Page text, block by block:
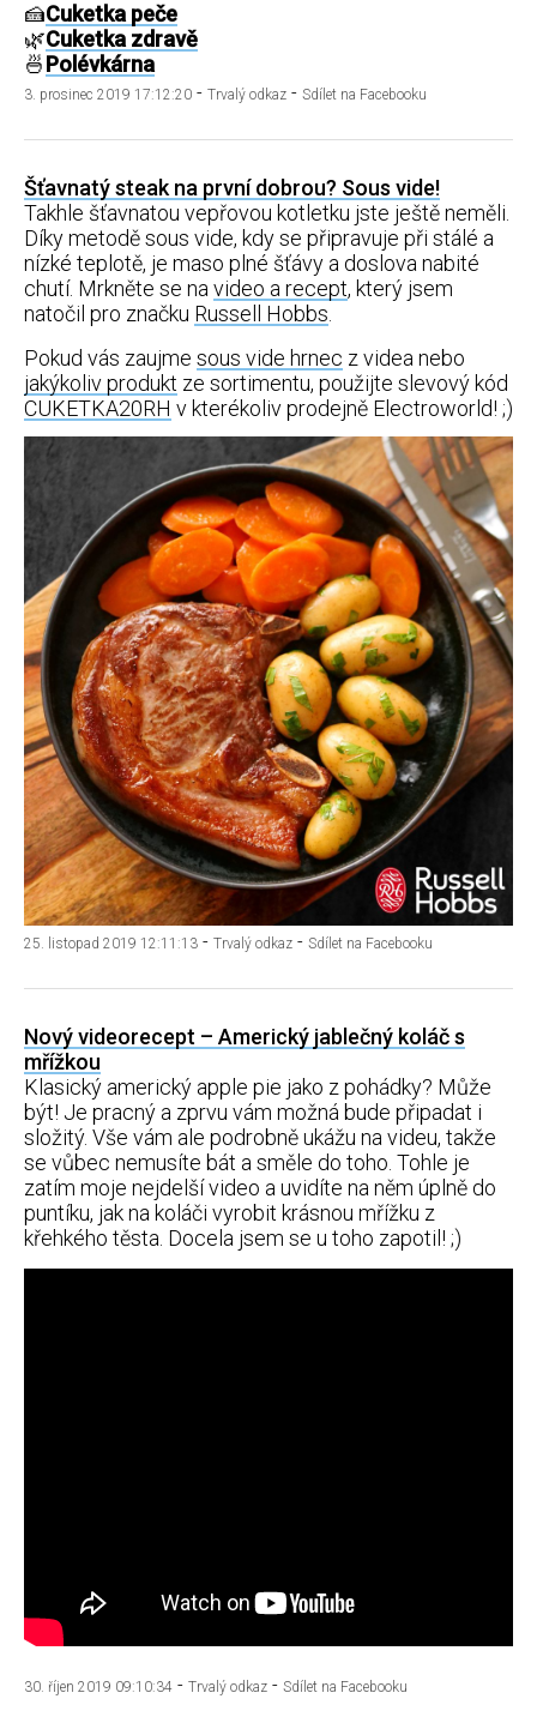
🍰Cuketka peče
🌿Cuketka zdravě
🍜Polévkárna
3. prosinec 2019 17:12:20 - Trvalý odkaz - Sdílet na Facebooku
Šťavnatý steak na první dobrou? Sous vide!
Takhle šťavnatou vepřovou kotletku jste ještě neměli.
Díky metodě sous vide, kdy se připravuje při stálé a
nízké teplotě, je maso plné šťávy a doslova nabité
chutí. Mrkněte se na video a recept, který jsem
natočil pro značku Russell Hobbs
Pokud vás zaujme sous vide hrnec z videa nebo
jakýkoliv produkt ze sortimentu, použijte slevový kód
CUKETKA20RH v kterékoliv prodejně Electroworld! ;)
25. listopad 2019 12:11:13 - Trvalý odkaz - Sdílet na Facebooku
Nový videorecept – Americký jablečný koláč s
mřížkou
Klasický americký apple pie jako z pohádky? Může
být! Je pracný a zprvu vám možná bude připadat i
složitý. Vše vám ale podrobně ukážu na videu, takže
se vůbec nemusíte bát a směle do toho. Tohle je
zatím moje nejdelší video a uvidíte na něm úplně do
puntíku, jak na koláči vyrobit krásnou mřížku z
křehkého těsta. Docela jsem se u toho zapotil! ;)
30. říjen 2019 09:10:34 - Trvalý odkaz - Sdílet na Facebooku